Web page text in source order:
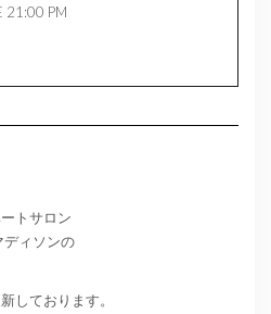
21:00 PM
トサロン
ディソンの
しております。